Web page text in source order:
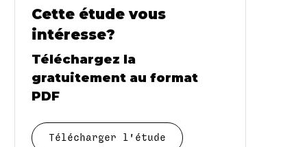
Cette étude vous
intéresse?
Téléchargez la
gratuitement au format
PDF
Télécharger l'étude